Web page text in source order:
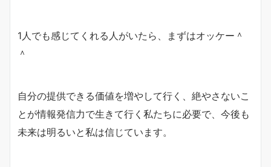
1人でも感じてくれる人がいたら、まずはオッケー＾
＾
自分の提供できる価値を増やして行く、絶やさないこ
とが情報発信力で生きて行く私たちに必要で、今後も
未来は明るいと私は信じています。